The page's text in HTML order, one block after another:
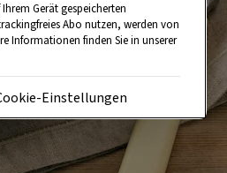
Gerät gespeicherten
Abo nutzen, werden von
Informationen finden Sie in unserer
Einstellungen